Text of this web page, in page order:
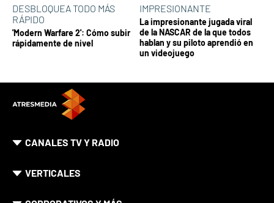
DESBLOQUEA TODO MÁS
RÁPIDO
'Modern Warfare 2': Cómo subir
rápidamente de nivel
IMPRESIONANTE
La impresionante jugada viral
de la NASCAR de la que todos
hablan y su piloto aprendió en
un videojuego
CANALES TV Y RADIO
VERTICALES